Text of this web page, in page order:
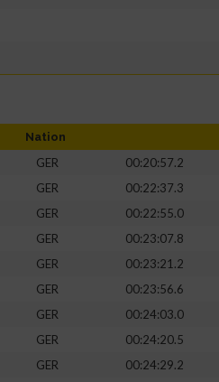
Nation
GER 00:20:57.2
GER
00:22:37.3
GER
00:22:55.0
GER
00:23:07.8
GER
00:23:21.2
GER 00:23:56.6
GER
00:24:03.0
GER
00:24:20.5
GER
00:24:29.2